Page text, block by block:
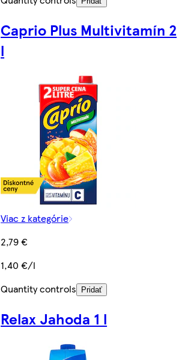
Caprio Plus Multivitamín 2
l
Viac z kategórie
2,79 €
1,40 €/l
Quantity controls Pridať
Relax Jahoda 1 l